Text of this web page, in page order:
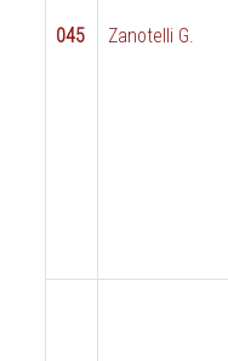
045 Zanotelli G.